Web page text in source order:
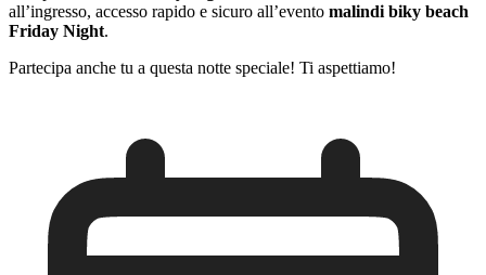
all’ingresso, accesso rapido e sicuro all’evento malindi biky beach
Friday Night.
Partecipa anche tu a questa notte speciale! Ti aspettiamo!